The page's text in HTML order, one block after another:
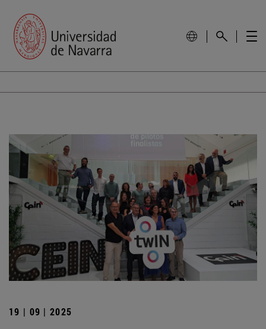
19 | 09 | 2025